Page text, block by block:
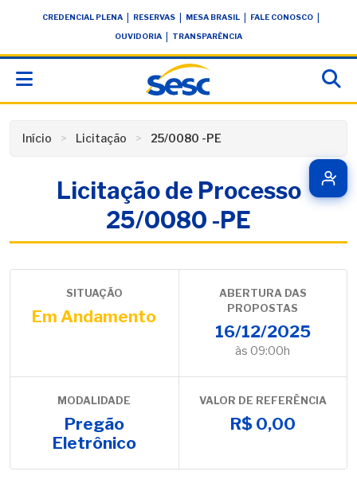
conteúdoCREDENCIAL PLENA RESERVAS MESA BRASIL FALE CONOSCO
OUVIDORIA TRANSPARÊNCIA
Início Licitação 25/0080 -PE
Licitação de Processo
25/0080 -PE
SITUAÇÃO
Em Andamento
ABERTURA DAS
PROPOSTAS
16/12/2025
às 09:00h
MODALIDADE
Pregão
Eletrônico
VALOR DE REFERÊNCIA
R$ 0,00